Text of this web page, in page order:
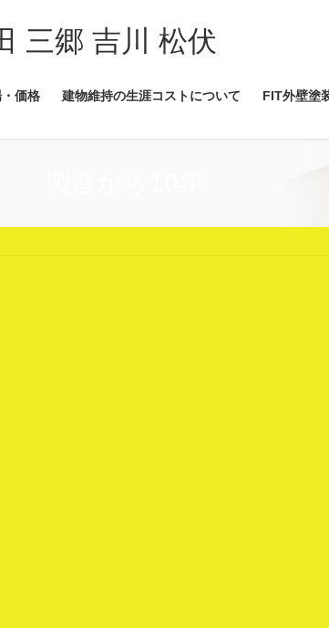
三郷 吉川 松伏
価格 建物維持の生涯コストについて FIT外壁塗